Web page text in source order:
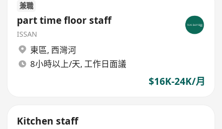
兼職
part time floor staff
ISSAN
東區, 西灣河
8小時以上/天, 工作日面議
$16K-24K/月
Kitchen staff